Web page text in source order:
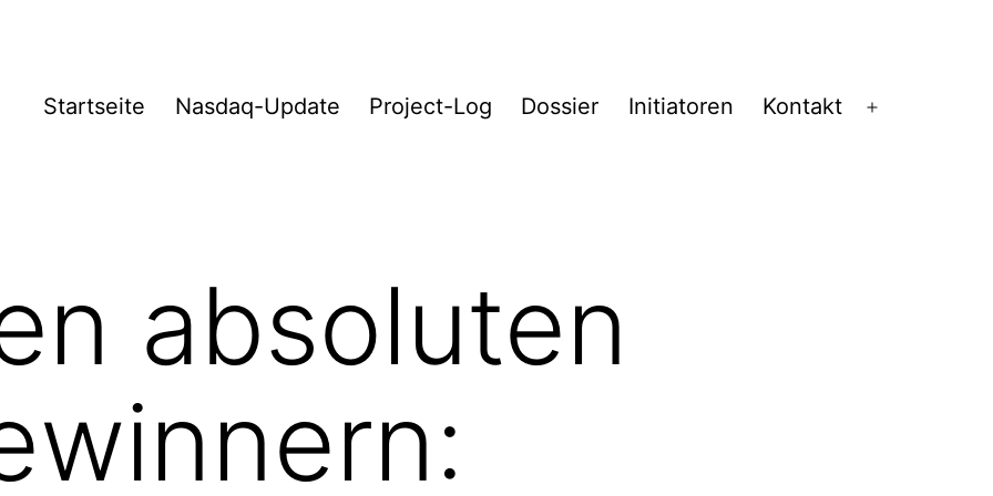
Startseite Nasdaq-Update Project-Log Dossier Initiatoren Kontakt
absoluten